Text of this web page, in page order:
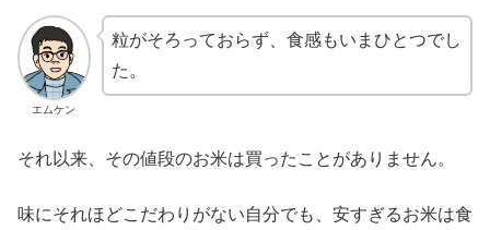
エムケン
粒がそろっておらず、食感もいまひとつでし
た。
それ以来、その値段のお米は買ったことがありません。
味にそれほどこだわりがない自分でも、安すぎるお米は食